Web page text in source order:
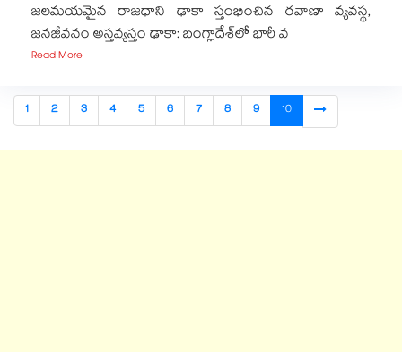
జలమయమైన రాజధాని ఢాకా స్తంభించిన రవాణా వ్యవస్థ,
జనజీవనం అస్తవ్యస్తం ఢాకా: బంగ్లాదేశ్‌‌‌‌‌‌‌‌లో భారీ వ
Read More
1 2 3 4 5 6 7 8 9 10